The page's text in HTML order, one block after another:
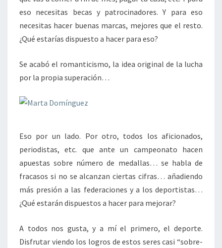
eso necesitas becas y patrocinadores. Y para eso
necesitas hacer buenas marcas, mejores que el resto.
¿Qué estarías dispuesto a hacer para eso?
Se acabó el romanticismo, la idea original de la lucha
por la propia superación…
Eso por un lado. Por otro, todos los aficionados,
periodistas, etc. que ante un campeonato hacen
apuestas sobre número de medallas… se habla de
fracasos si no se alcanzan ciertas cifras… añadiendo
más presión a las federaciones y a los deportistas…
¿Qué estarán dispuestos a hacer para mejorar?
A todos nos gusta, y a mí el primero, el deporte.
Disfrutar viendo los logros de estos seres casi “sobre-